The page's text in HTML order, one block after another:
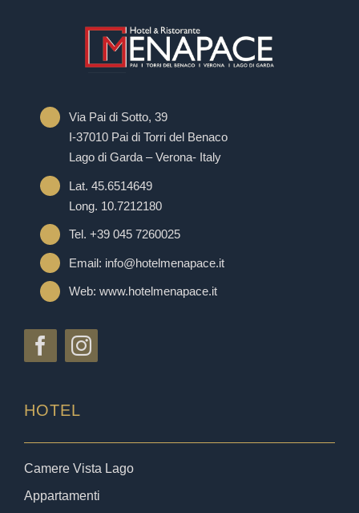
Via Pai di Sotto, 39
I-37010 Pai di Torri del Benaco
Lago di Garda – Verona- Italy
Lat. 45.6514649
Long. 10.7212180
Tel. +39 045 7260025
Email: info@hotelmenapace.it
Web: www.hotelmenapace.it
HOTEL
Camere Vista Lago
Appartamenti